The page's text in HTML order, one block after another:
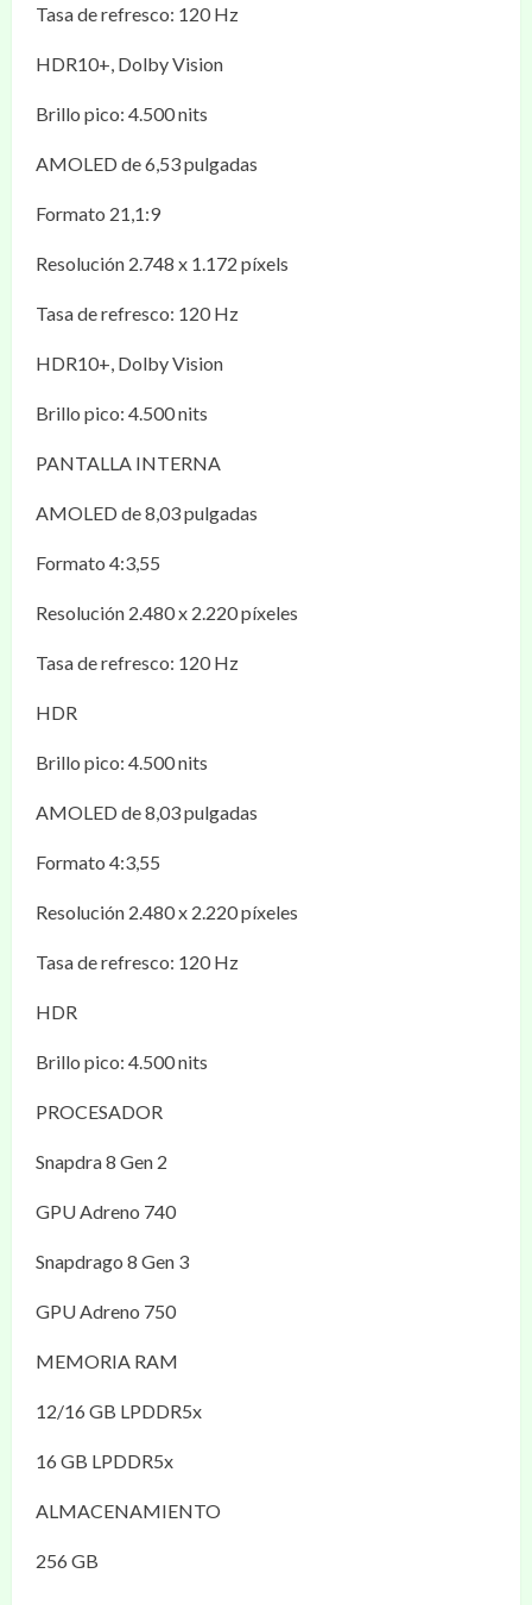
Tasa de refresco: 120 Hz
HDR10+, Dolby Vision
Brillo pico: 4.500 nits
AMOLED de 6,53 pulgadas
Formato 21,1:9
Resolución 2.748 x 1.172 píxels
Tasa de refresco: 120 Hz
HDR10+, Dolby Vision
Brillo pico: 4.500 nits
PANTALLA INTERNA
AMOLED de 8,03 pulgadas
Formato 4:3,55
Resolución 2.480 x 2.220 píxeles
Tasa de refresco: 120 Hz
HDR
Brillo pico: 4.500 nits
AMOLED de 8,03 pulgadas
Formato 4:3,55
Resolución 2.480 x 2.220 píxeles
Tasa de refresco: 120 Hz
HDR
Brillo pico: 4.500 nits
PROCESADOR
Snapdra 8 Gen 2
GPU Adreno 740
Snapdrago 8 Gen 3
GPU Adreno 750
MEMORIA RAM
12/16 GB LPDDR5x
16 GB LPDDR5x
ALMACENAMIENTO
256 GB